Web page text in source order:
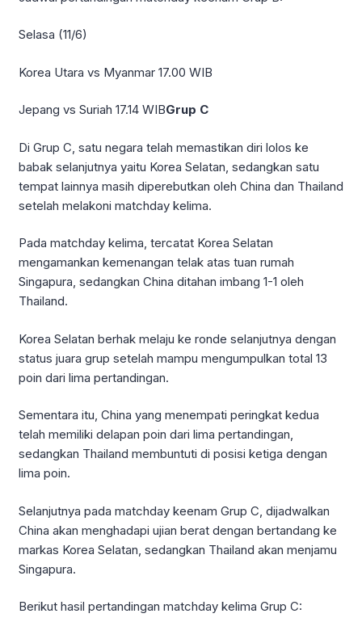
Selasa (11/6)
Korea Utara vs Myanmar 17.00 WIB
Jepang vs Suriah 17.14 WIBGrup C
Di Grup C, satu negara telah memastikan diri lolos ke
babak selanjutnya yaitu Korea Selatan, sedangkan satu
tempat lainnya masih diperebutkan oleh China dan Thailand
setelah melakoni matchday kelima.
Pada matchday kelima, tercatat Korea Selatan
mengamankan kemenangan telak atas tuan rumah
Singapura, sedangkan China ditahan imbang 1-1 oleh
Thailand.
Korea Selatan berhak melaju ke ronde selanjutnya dengan
status juara grup setelah mampu mengumpulkan total 13
poin dari lima pertandingan.
Sementara itu, China yang menempati peringkat kedua
telah memiliki delapan poin dari lima pertandingan,
sedangkan Thailand membuntuti di posisi ketiga dengan
lima poin.
Selanjutnya pada matchday keenam Grup C, dijadwalkan
China akan menghadapi ujian berat dengan bertandang ke
markas Korea Selatan, sedangkan Thailand akan menjamu
Singapura.
Berikut hasil pertandingan matchday kelima Grup C: